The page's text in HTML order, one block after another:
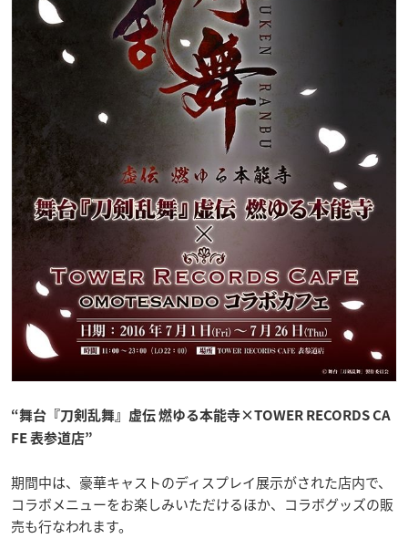
“舞台『刀剣乱舞』虚伝 燃ゆる本能寺×TOWER RECORDS CA
FE 表参道店”
期間中は、豪華キャストのディスプレイ展示がされた店内で、
コラボメニューをお楽しみいただけるほか、コラボグッズの販
売も行なわれます。